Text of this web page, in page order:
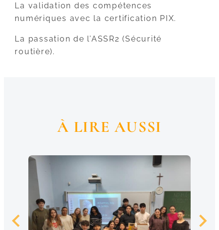
La validation des compétences
numériques avec la certification PIX.
La passation de l’ASSR2 (Sécurité
routière).
À LIRE AUSSI